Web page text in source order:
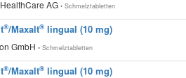
AG • Schmelztabletten
®/Maxalt® lingual (10 mg)
GmbH • Schmelztabletten
®/Maxalt® lingual (10 mg)